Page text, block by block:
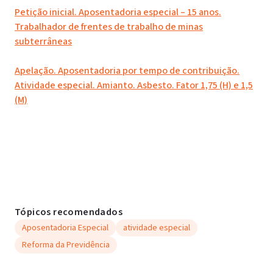
Petição inicial. Aposentadoria especial – 15 anos.
Trabalhador de frentes de trabalho de minas
subterrâneas
Apelação. Aposentadoria por tempo de contribuição.
Atividade especial. Amianto. Asbesto. Fator 1,75 (H) e 1,5
(M)
Tópicos recomendados
Aposentadoria Especial
atividade especial
Reforma da Previdência